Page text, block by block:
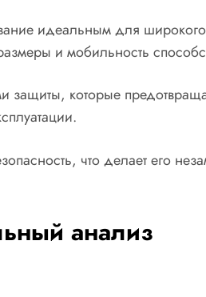
идеальным для
и мобильность
которые
что делает его
анализ